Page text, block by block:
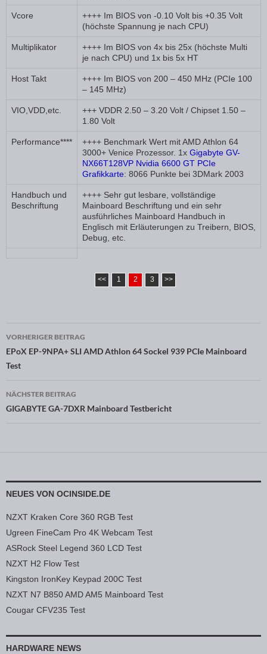
Vcore
++++ Im BIOS von -0.10 Volt bis +0.35 Volt
(höchste Spannung je nach CPU)
Multiplikator
++++ Im BIOS von 4x bis 25x (höchste Multi
je nach CPU) und 1x bis 5x HT
Host Takt
++++ Im BIOS von 200 – 450 MHz (PCIe 100
– 145 MHz)
VIO,VDD,etc.
+++ VDDR 2.50 – 3.20 Volt / Chipset 1.50 –
1.80 Volt
Performance****
++++ Benchmark Wert mit AMD Athlon 64
3000+ Venice Prozessor. 1x Gigabyte GV-
NX66T128VP Nvidia 6600 GT PCIe
Grafikkarte: 8066 Punkte bei 3DMark 2003
Handbuch und
Beschriftung
++++ Sehr gut lesbare, vollständige
Mainboard Beschriftung und ein sehr
ausführliches Mainboard Handbuch in
Englisch mit Erläuterungen zu Treibern, BIOS,
Debug, etc.
<< 1 2 3 >>
Beitragsnavigation
VORHERIGER BEITRAG
EPoX EP-9NPA+ SLI AMD Athlon 64 Sockel 939 PCIe Mainboard
Test
NÄCHSTER BEITRAG
GIGABYTE GA-7DXR Mainboard Testbericht
NEUES VON OCINSIDE.DE
NZXT Kraken Core 360 RGB Test
Ugreen FineCam Pro 4K Webcam Test
ASRock Steel Legend 360 LCD Test
NZXT H2 Flow Test
Kingston IronKey Keypad 200C Test
NZXT N7 B850 AMD AM5 Mainboard Test
Cougar CFV235 Test
HARDWARE NEWS